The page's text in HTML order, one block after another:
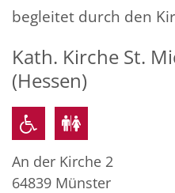
begleitet durch den
Kath. Kirche St.
(Hessen)
An der Kirche 2
64839 Münster